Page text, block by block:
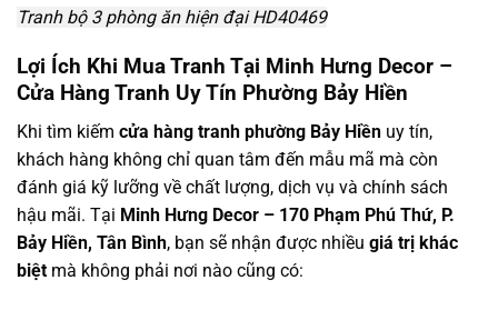
Tranh bộ 3 phòng ăn hiện đại HD40469
Lợi Ích Khi Mua Tranh Tại Minh Hưng Decor –
Cửa Hàng Tranh Uy Tín Phường Bảy Hiền
Khi tìm kiếm cửa hàng tranh phường Bảy Hiền uy tín,
khách hàng không chỉ quan tâm đến mẫu mã mà còn
đánh giá kỹ lưỡng về chất lượng, dịch vụ và chính sách
hậu mãi. Tại Minh Hưng Decor – 170 Phạm Phú Thứ, P.
Bảy Hiền, Tân Bình, bạn sẽ nhận được nhiều giá trị khác
biệt mà không phải nơi nào cũng có: